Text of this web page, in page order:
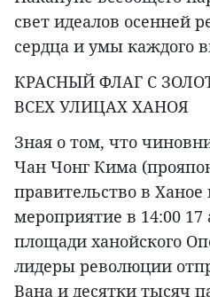
свет идеалов осенней
сердца и умы каждого
КРАСНЫЙ ФЛАГ С
ВСЕХ УЛИЦАХ ХАНОЯ
Зная о том, что
Чан Чонг Кима
правительство в
мероприятие в 14:00 17
площади ханойского
лидеры революции
Вана и десятки тысяч